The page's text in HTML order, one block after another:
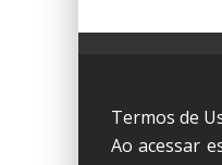
Termos de
Ao acessar